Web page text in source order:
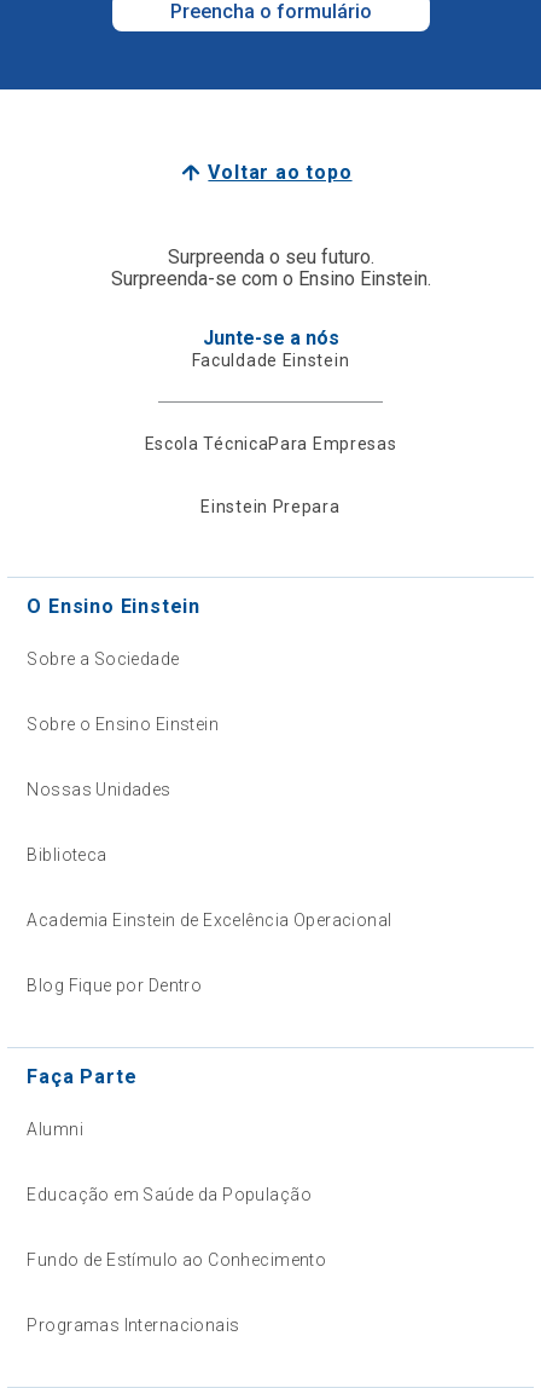
Preencha o formulário
Voltar ao topo
Surpreenda o seu futuro.
Surpreenda-se com o Ensino Einstein.
Junte-se a nós
Faculdade Einstein
Escola TécnicaPara Empresas
Einstein Prepara
O Ensino Einstein
Sobre a Sociedade
Sobre o Ensino Einstein
Nossas Unidades
Biblioteca
Academia Einstein de Excelência Operacional
Blog Fique por Dentro
Faça Parte
Alumni
Educação em Saúde da População
Fundo de Estímulo ao Conhecimento
Programas Internacionais